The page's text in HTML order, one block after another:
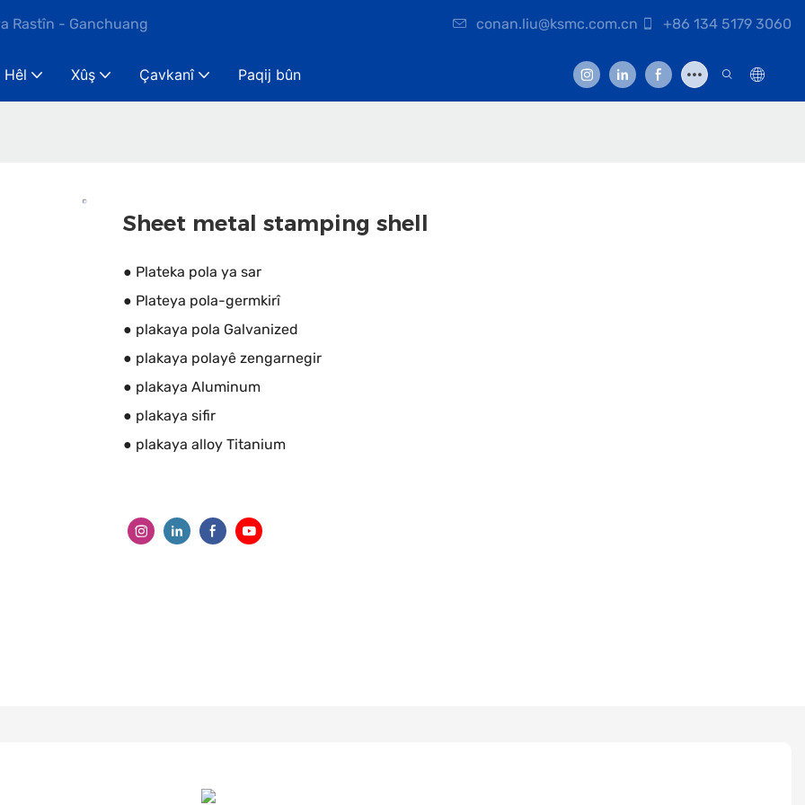
Rastîn - Ganchuang conan.liu@ksmc.com.cn +86 134 5179 3060
Hêl Xûş Çavkanî Paqij bûn
Sheet metal stamping shell
● Plateka pola ya sar
● Plateya pola-germkirî
● plakaya pola Galvanized
● plakaya polayê zengarnegir
● plakaya Aluminum
● plakaya sifir
● plakaya alloy Titanium